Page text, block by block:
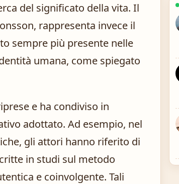
del significato della vita. Il
rappresenta invece il
sempre più presente nelle
umana, come spiegato
e ha condiviso in
adottato. Ad esempio, nel
gli attori hanno riferito di
in studi sul metodo
e coinvolgente. Tali